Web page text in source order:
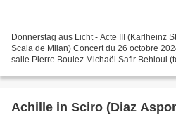
Donnerstag aus Licht - Acte III (Karlheinz
Scala de Milan) Concert du 26 octobre
salle Pierre Boulez Michaël Safir Behloul
Achille in Sciro (Diaz